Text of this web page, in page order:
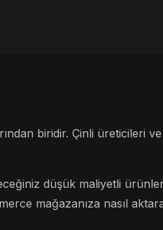
biridir. Çinli üreticileri ve
düşük maliyetli
mağazanıza nasıl